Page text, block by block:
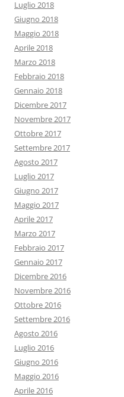
Luglio 2018
Giugno 2018
Maggio 2018
Aprile 2018
Marzo 2018
Febbraio 2018
Gennaio 2018
Dicembre 2017
Novembre 2017
Ottobre 2017
Settembre 2017
Agosto 2017
Luglio 2017
Giugno 2017
Maggio 2017
Aprile 2017
Marzo 2017
Febbraio 2017
Gennaio 2017
Dicembre 2016
Novembre 2016
Ottobre 2016
Settembre 2016
Agosto 2016
Luglio 2016
Giugno 2016
Maggio 2016
Aprile 2016